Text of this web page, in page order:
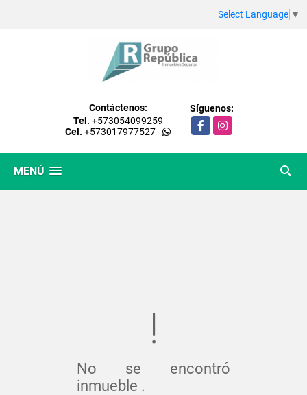
Select Language ▼
Contáctenos:
Tel. +573054099259
Cel. +573017977527-
Síguenos:
FacebookInstagram
MENÚ
No se encontró
inmueble .